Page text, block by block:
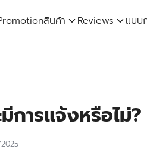
สินค้า Reviews แบบ
การแจ้งหรือไม่?